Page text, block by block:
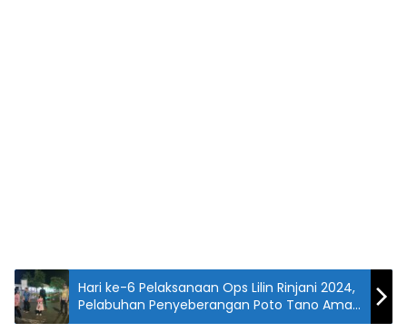
Hari ke-6 Pelaksanaan Ops Lilin Rinjani 2024,
Pelabuhan Penyeberangan Poto Tano Aman
dan Lancar